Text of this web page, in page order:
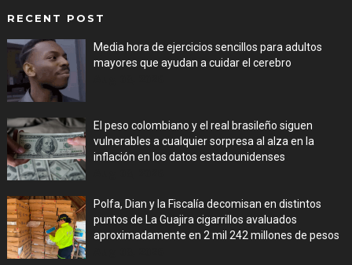
RECENT POST
Media hora de ejercicios sencillos para adultos
mayores que ayudan a cuidar el cerebro
El peso colombiano y el real brasileño siguen
vulnerables a cualquier sorpresa al alza en la
inflación en los datos estadounidenses
Polfa, Dian y la Fiscalía decomisan en distintos
puntos de La Guajira cigarrillos avaluados
aproximadamente en 2 mil 242 millones de pesos